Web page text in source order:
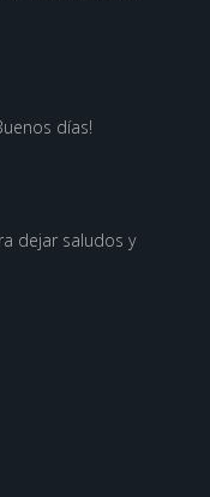
días!
dejar saludos y